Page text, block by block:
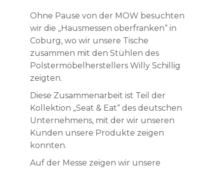
Ohne Pause von der MOW besuchten
wir die „Hausmessen oberfranken“ in
Coburg, wo wir unsere Tische
zusammen mit den Stühlen des
Polstermöbelherstellers Willy Schillig
zeigten.
Diese Zusammenarbeit ist Teil der
Kollektion „Seat & Eat“ des deutschen
Unternehmens, mit der wir unseren
Kunden unsere Produkte zeigen
konnten.
Auf der Messe zeigen wir unsere